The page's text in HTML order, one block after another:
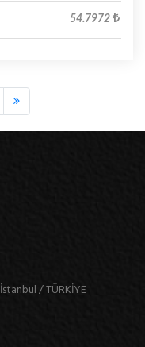
54.7972
/ TÜRKİYE